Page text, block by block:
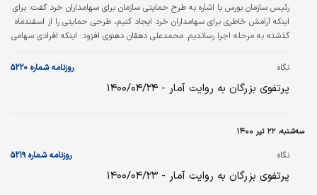
رئیس سازمان بورس با اشاره به طرح حمایتی سازمان برای سهامداران خرد گفت: برای
اینکه آرامش خاطری برای سهامداران خرد ایجاد کنیم، طرحی حمایتی را از اسفندماه
گذشته به مرحله اجرا رساندیم. محمدعلی دهقان دهنوی افزود: اینکه افرادی سهامی
شوند همان سهام را کمتر از قیمت واقعی آن به فروش برسانند ناراحتی مضاعفی را
بر اینکه کسانی که تا اردیبهشت ۱۴۰۱…
نگاه روزنامه شماره ۵۲۲۰
پرتفوی بزرگان به روایت آمار - ۱۴۰۰/۰۴/۲۴
سه‌شنبه، ۲۲ تیر ۱۴۰۰
نگاه روزنامه شماره ۵۲۱۹
پرتفوی بزرگان به روایت آمار - ۱۴۰۰/۰۴/۲۳